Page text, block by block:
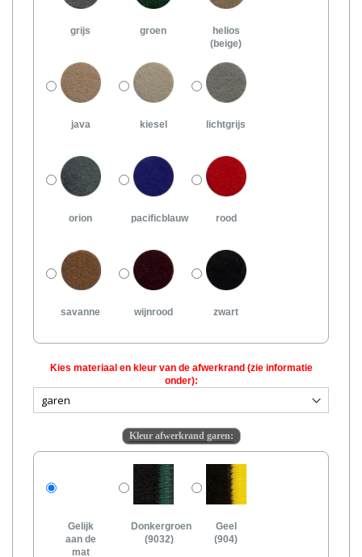
grijs groen
helios
(beige)
java kiesel lichtgrijs
orion pacificblauw rood
savanne wijnrood zwart
Kies materiaal en kleur van de afwerkrand (zie informatie
onder):
Kleur afwerkrand garen:
Gelijk
aan de
mat
Donkergroen
(9032)
Geel
(904)